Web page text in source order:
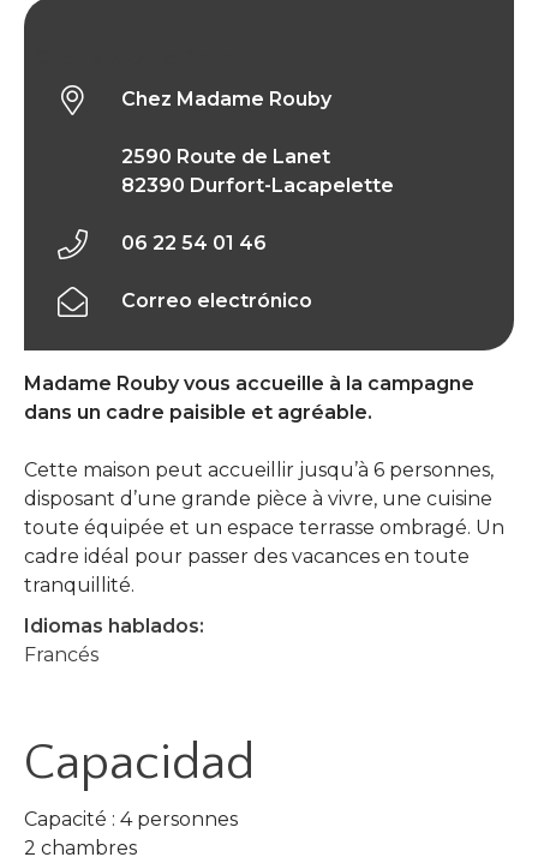
Madame Rouby vous accueille à la campagne
dans un cadre paisible et agréable.
Cette maison peut accueillir jusqu’à 6 personnes,
disposant d’une grande pièce à vivre, une cuisine
toute équipée et un espace terrasse ombragé. Un
cadre idéal pour passer des vacances en toute
tranquillité.
Idiomas hablados:
Francés
Capacidad
Capacité : 4 personnes
2 chambres
Chez Madame Rouby
2590 Route de Lanet
82390 Durfort-Lacapelette
06 22 54 01 46
Correo electrónico